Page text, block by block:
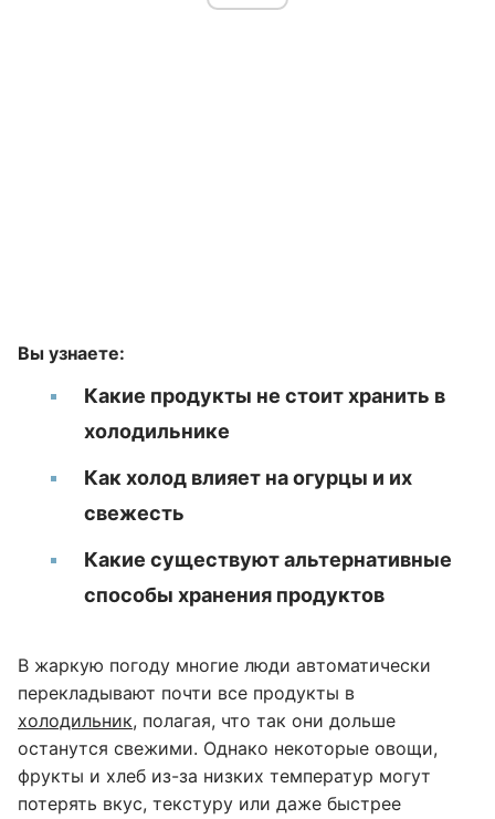
Вы узнаете:
Какие продукты не стоит хранить в
холодильнике
Как холод влияет на огурцы и их
свежесть
Какие существуют альтернативные
способы хранения продуктов
В жаркую погоду многие люди автоматически
перекладывают почти все продукты в
холодильник, полагая, что так они дольше
останутся свежими. Однако некоторые овощи,
фрукты и хлеб из-за низких температур могут
потерять вкус, текстуру или даже быстрее